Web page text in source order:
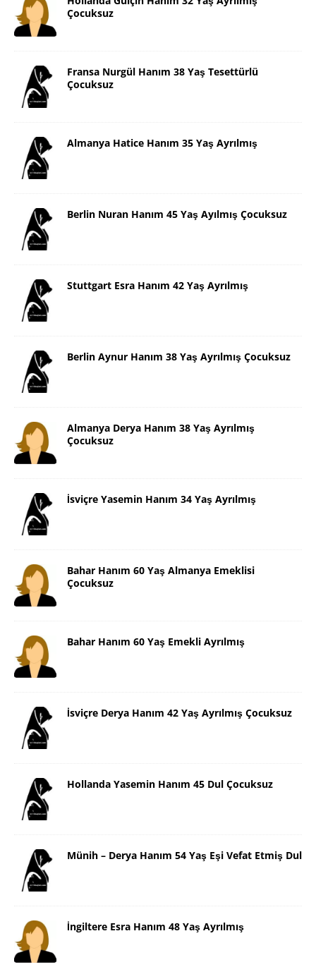
Çocuksuz
Fransa Nurgül Hanım 38 Yaş Tesettürlü
Çocuksuz
Almanya Hatice Hanım 35 Yaş Ayrılmış
Berlin Nuran Hanım 45 Yaş Ayılmış Çocuksuz
Stuttgart Esra Hanım 42 Yaş Ayrılmış
Berlin Aynur Hanım 38 Yaş Ayrılmış Çocuksuz
Almanya Derya Hanım 38 Yaş Ayrılmış
Çocuksuz
İsviçre Yasemin Hanım 34 Yaş Ayrılmış
Bahar Hanım 60 Yaş Almanya Emeklisi
Çocuksuz
Bahar Hanım 60 Yaş Emekli Ayrılmış
İsviçre Derya Hanım 42 Yaş Ayrılmış Çocuksuz
Hollanda Yasemin Hanım 45 Dul Çocuksuz
Münih – Derya Hanım 54 Yaş Eşi Vefat Etmiş Dul
İngiltere Esra Hanım 48 Yaş Ayrılmış